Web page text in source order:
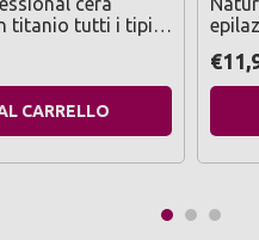
titanio tutti i tipi
CARRELLO